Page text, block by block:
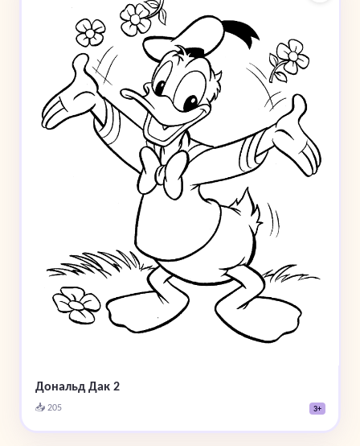
Дональд Дак 2
📥 205 3+